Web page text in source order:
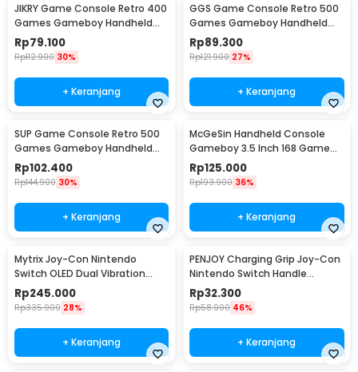
JIKRY Game Console Retro 400
Games Gameboy Handheld
128MB 2.4 Inch - J-128
Rp79.100
Rp112.900 30%
+ Keranjang
GGS Game Console Retro 500
Games Gameboy Handheld
128MB 2.4 Inch - G5
Rp89.300
Rp121.900 27%
+ Keranjang
SUP Game Console Retro 500
Games Gameboy Handheld
128MB 2.8 Inch - F5
Rp102.400
Rp144.900 30%
+ Keranjang
McGeSin Handheld Console
Gameboy 3.5 Inch 168 Game
with Controller - G7
Rp125.000
Rp193.900 36%
+ Keranjang
Mytrix Joy-Con Nintendo
Switch OLED Dual Vibration
Bluetooth 5.2 - JOY-02
Rp245.000
Rp335.900 28%
+ Keranjang
PENJOY Charging Grip Joy-Con
Nintendo Switch Handle
Bracket - JOY-01
Rp32.300
Rp58.900 46%
+ Keranjang